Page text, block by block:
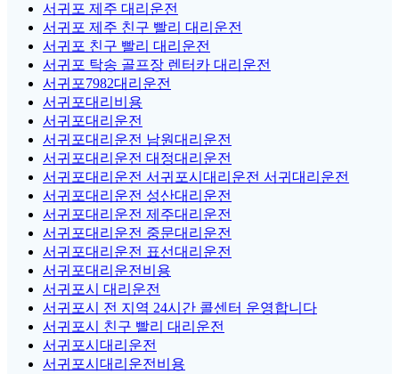
서귀포 제주 대리운전
서귀포 제주 친구 빨리 대리운전
서귀포 친구 빨리 대리운전
서귀포 탁송 골프장 렌터카 대리운전
서귀포7982대리운전
서귀포대리비용
서귀포대리운전
서귀포대리운전 남원대리운전
서귀포대리운전 대정대리운전
서귀포대리운전 서귀포시대리운전 서귀대리운전
서귀포대리운전 성산대리운전
서귀포대리운전 제주대리운전
서귀포대리운전 중문대리운전
서귀포대리운전 표선대리운전
서귀포대리운전비용
서귀포시 대리운전
서귀포시 전 지역 24시간 콜센터 운영합니다
서귀포시 친구 빨리 대리운전
서귀포시대리운전
서귀포시대리운전비용